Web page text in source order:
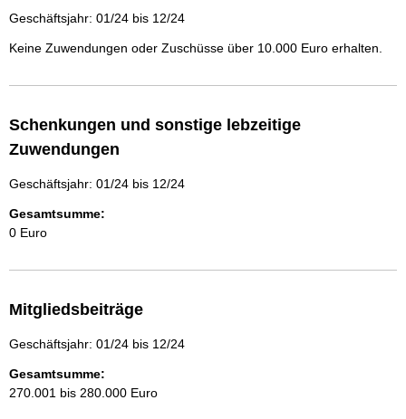
Geschäftsjahr: 01/24 bis 12/24
Keine Zuwendungen oder Zuschüsse über 10.000 Euro erhalten.
Schenkungen und sonstige lebzeitige
Zuwendungen
Geschäftsjahr: 01/24 bis 12/24
Gesamtsumme:
0 Euro
Mitgliedsbeiträge
Geschäftsjahr: 01/24 bis 12/24
Gesamtsumme:
270.001 bis 280.000 Euro